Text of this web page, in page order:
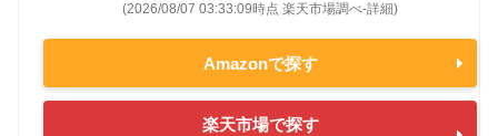
(2026/08/07 03:33:09時点 楽天市場調べ-詳細)
Amazonで探す
楽天市場で探す